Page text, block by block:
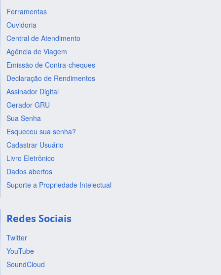
Ferramentas
Ouvidoria
Central de Atendimento
Agência de Viagem
Emissão de Contra-cheques
Declaração de Rendimentos
Assinador Digital
Gerador GRU
Sua Senha
Esqueceu sua senha?
Cadastrar Usuário
Livro Eletrônico
Dados abertos
Suporte a Propriedade Intelectual
Redes Sociais
Twitter
YouTube
SoundCloud